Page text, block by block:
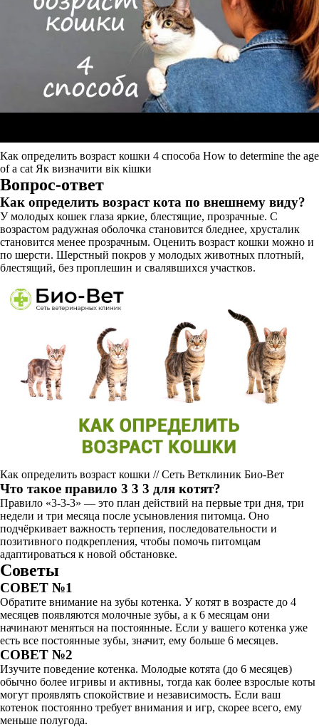
Как определить возраст кошки 4 способа How to determine the age
of a cat Як визначити вік кішки
Вопрос-ответ
Как определить возраст кота по внешнему виду?
У молодых кошек глаза яркие, блестящие, прозрачные. С
возрастом радужная оболочка становится бледнее, хрусталик
становится менее прозрачным. Оценить возраст кошки можно и
по шерсти. Шерстный покров у молодых животных плотный,
блестящий, без проплешин и свалявшихся участков.
Как определить возраст кошки // Сеть Ветклиник Био-Вет
Что такое правило 3 3 3 для котят?
Правило «3-3-3» — это план действий на первые три дня, три
недели и три месяца после усыновления питомца. Оно
подчёркивает важность терпения, последовательности и
позитивного подкрепления, чтобы помочь питомцам
адаптироваться к новой обстановке.
Советы
СОВЕТ №1
Обратите внимание на зубы котенка. У котят в возрасте до 4
месяцев появляются молочные зубы, а к 6 месяцам они
начинают меняться на постоянные. Если у вашего котенка уже
есть все постоянные зубы, значит, ему больше 6 месяцев.
СОВЕТ №2
Изучите поведение котенка. Молодые котята (до 6 месяцев)
обычно более игривы и активны, тогда как более взрослые коты
могут проявлять спокойствие и независимость. Если ваш
котенок постоянно требует внимания и игр, скорее всего, ему
меньше полугода.